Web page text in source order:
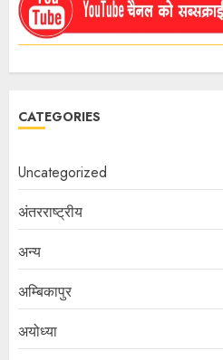
CATEGORIES
Uncategorized
अंतरराष्ट्रीय
अन्य
अम्बिकापुर
अयोध्या